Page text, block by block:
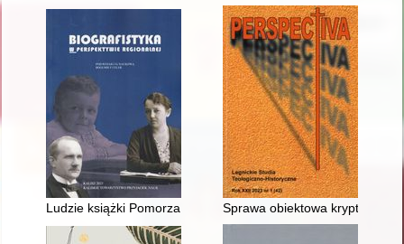
Ludzie książki Pomorza Zachodniego (2013-2023) : funkcje
Sprawa obiektowa kryptonim